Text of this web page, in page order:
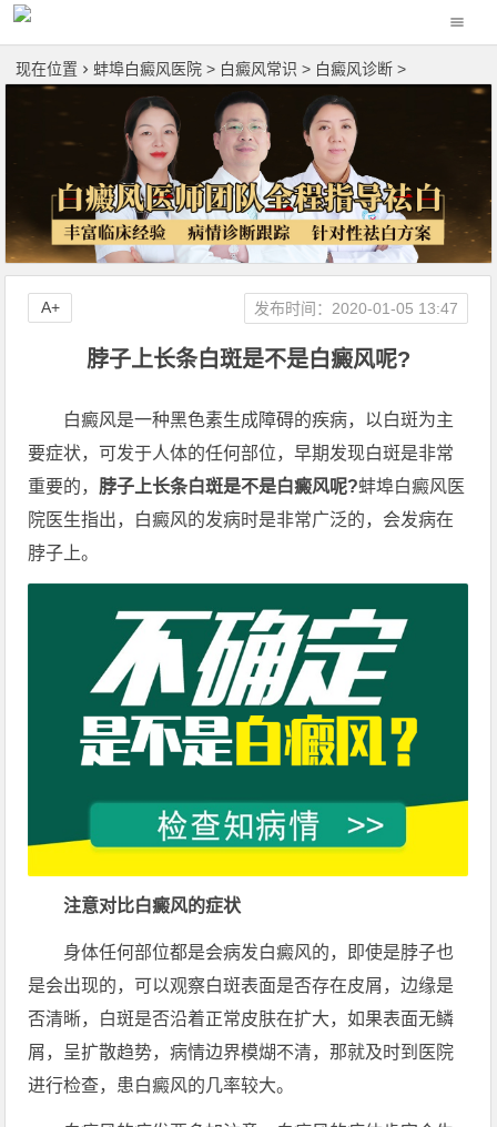
现在位置 蚌埠白癜风医院 > 白癜风常识 > 白癜风诊断 >
脖子上长条白斑是不是白癜风呢?
发布时间：2020-01-05 13:47
A+
白癜风是一种黑色素生成障碍的疾病，以白斑为主
要症状，可发于人体的任何部位，早期发现白斑是非常
重要的， 脖子上长条白斑是不是白癜风呢?蚌埠白癜风医
院医生指出，白癜风的发病时是非常广泛的，会发病在
脖子上。
注意对比白癜风的症状
身体任何部位都是会病发白癜风的，即使是脖子也
是会出现的，可以观察白斑表面是否存在皮屑，边缘是
否清晰，白斑是否沿着正常皮肤在扩大，如果表面无鳞
屑，呈扩散趋势，病情边界模煳不清，那就及时到医院
进行检查，患白癜风的几率较大。